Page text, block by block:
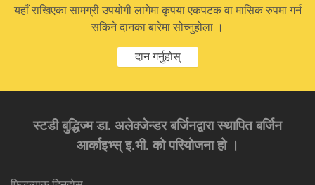
यहाँ राखिएका सामग्री उपयोगी लागेमा कृपया एकपटक वा मासिक रुपमा गर्न
सकिने दानका बारेमा सोच्नुहोला ।
दान गर्नुहोस्
स्टडी बुद्धिज्म डा. अलेक्जेन्डर बर्जिनद्वारा स्थापित बर्जिन
आर्काइभ्स् इ.भी. को परियोजना हो ।